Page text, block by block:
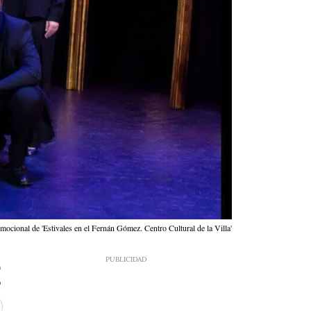
de 'Estivales en el Fernán Gómez. Centro Cultural de la Villa'